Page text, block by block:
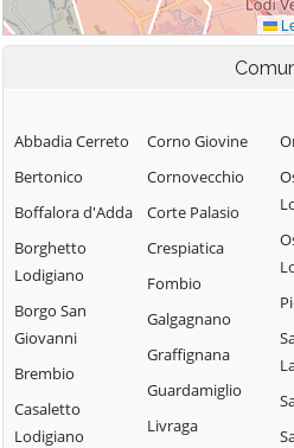
Abbadia Cerreto
Bertonico
Boffalora d'Adda
Borghetto
Lodigiano
Borgo San
Giovanni
Brembio
Casaletto
Lodigiano
Corno Giovine
Cornovecchio
Corte Palasio
Crespiatica
Fombio
Galgagnano
Graffignana
Guardamiglio
Livraga